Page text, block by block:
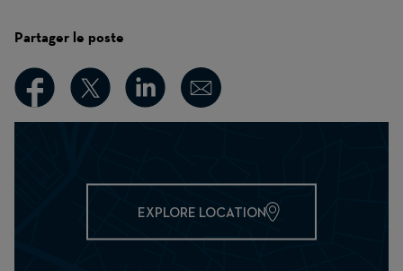
Partager le poste
EXPLORE LOCATION